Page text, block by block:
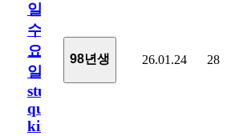
일
수
요
일/English
study
quiz
king542
98년생 26.01.24 28